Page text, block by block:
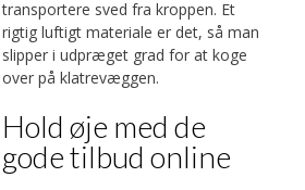
transportere sved fra kroppen. Et
rigtig luftigt materiale er det, så man
slipper i udpræget grad for at koge
over på klatrevæggen.
Hold øje med de
gode tilbud online